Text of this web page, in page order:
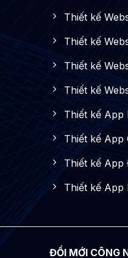
Thiết kế
Thiết kế
Thiết kế
Thiết kế
Thiết kế App
Thiết kế App
Thiết kế App
Thiết kế App
ĐỔI MỚI CÔNG